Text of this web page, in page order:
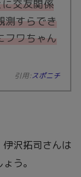
に交友関係
測すらでき
フワちゃん
引用:スポニチ
沢拓司さんは
う。